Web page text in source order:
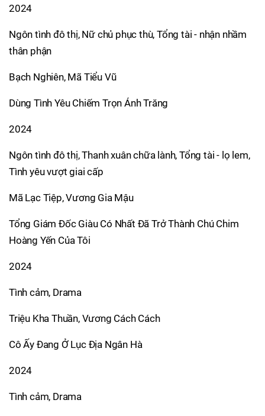
2024
Ngôn tình đô thị, Nữ chủ phục thù, Tổng tài - nhận nhầm
thân phận
Bạch Nghiên, Mã Tiểu Vũ
Dùng Tình Yêu Chiếm Trọn Ánh Trăng
2024
Ngôn tình đô thị, Thanh xuân chữa lành, Tổng tài - lọ lem,
Tình yêu vượt giai cấp
Mã Lạc Tiệp, Vương Gia Mậu
Tổng Giám Đốc Giàu Có Nhất Đã Trở Thành Chú Chim
Hoàng Yến Của Tôi
2024
Tình cảm, Drama
Triệu Kha Thuần, Vương Cách Cách
Cô Ấy Đang Ở Lục Địa Ngân Hà
2024
Tình cảm, Drama